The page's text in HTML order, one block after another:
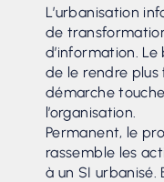
L’urbanisation
de
d’information.
de le rendre plus
démarche
l’organisation.
Permanent, le
rassemble les
à un SI urbanisé.